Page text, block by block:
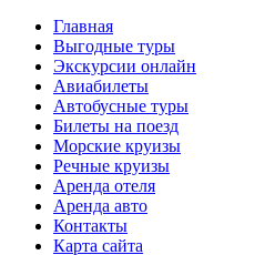
Главная
Выгодные туры
Экскурсии онлайн
Авиабилеты
Автобусные туры
Билеты на поезд
Морские круизы
Речные круизы
Аренда отеля
Аренда авто
Контакты
Карта сайта